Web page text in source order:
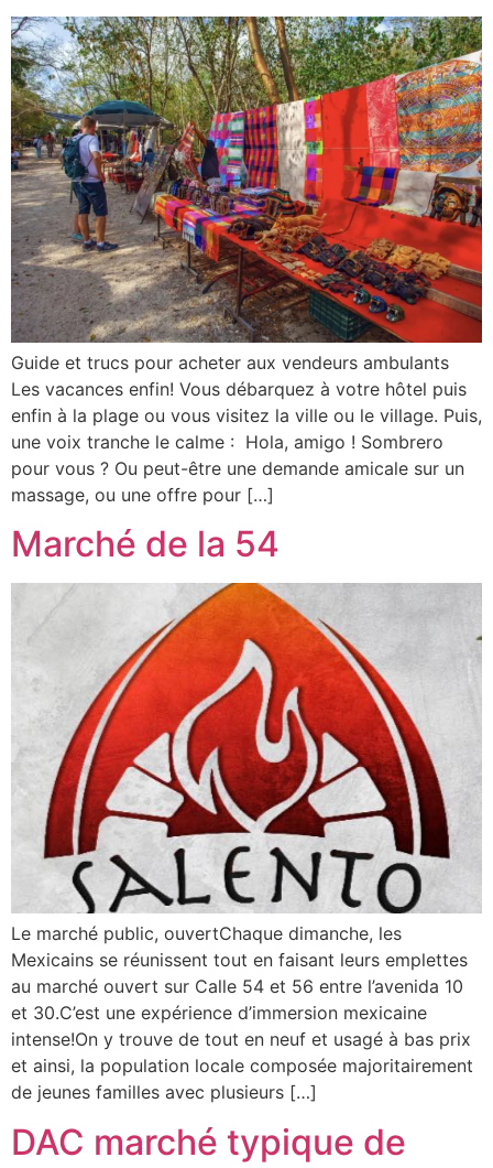
Guide et trucs pour acheter aux vendeurs ambulants
Les vacances enfin! Vous débarquez à votre hôtel puis
enfin à la plage ou vous visitez la ville ou le village. Puis,
une voix tranche le calme : Hola, amigo ! Sombrero
pour vous ? Ou peut-être une demande amicale sur un
massage, ou une offre pour […]
Marché de la 54
Le marché public, ouvertChaque dimanche, les
Mexicains se réunissent tout en faisant leurs emplettes
au marché ouvert sur Calle 54 et 56 entre l’avenida 10
et 30.C’est une expérience d’immersion mexicaine
intense!On y trouve de tout en neuf et usagé à bas prix
et ainsi, la population locale composée majoritairement
de jeunes familles avec plusieurs […]
DAC marché typique de